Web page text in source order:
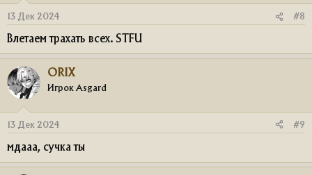
13 Дек 2024 #8
Влетаем трахать всех. STFU
ORIX
Игрок Asgard
13 Дек 2024 #9
мдааа, сучка ты